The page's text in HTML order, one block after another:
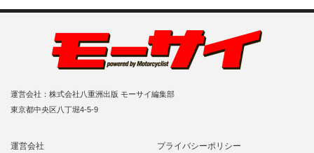
運営会社：株式会社八重洲出版 モーサイ編集部
東京都中央区八丁堀4-5-9
運営会社
プライバシーポリシー